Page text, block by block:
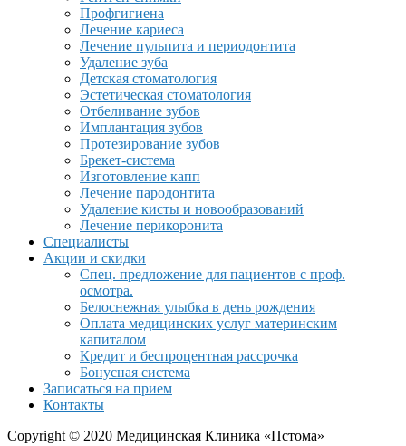
Профгигиена
Лечение кариеса
Лечение пульпита и периодонтита
Удаление зуба
Детская стоматология
Эстетическая стоматология
Отбеливание зубов
Имплантация зубов
Протезирование зубов
Брекет-система
Изготовление капп
Лечение пародонтита
Удаление кисты и новообразований
Лечение перикоронита
Специалисты
Акции и скидки
Спец. предложение для пациентов с проф.
осмотра.
Белоснежная улыбка в день рождения
Оплата медицинских услуг материнским
капиталом
Кредит и беспроцентная рассрочка
Бонусная система
Записаться на прием
Контакты
Copyright © 2020 Медицинская Клиника «Пстома»